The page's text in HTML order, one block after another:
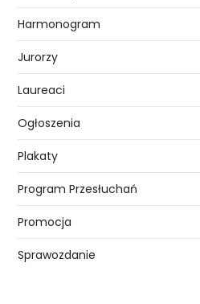
Harmonogram
Jurorzy
Laureaci
Ogłoszenia
Plakaty
Program Przesłuchań
Promocja
Sprawozdanie